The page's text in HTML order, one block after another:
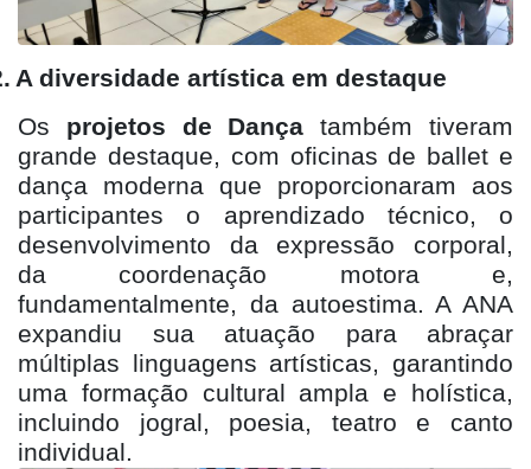
A diversidade artística em destaque
Os projetos de Dança também tiveram
grande destaque, com oficinas de ballet e
dança moderna que proporcionaram aos
participantes o aprendizado técnico, o
desenvolvimento da expressão corporal,
da coordenação motora e,
fundamentalmente, da autoestima. A ANA
expandiu sua atuação para abraçar
múltiplas linguagens artísticas, garantindo
uma formação cultural ampla e holística,
incluindo jogral, poesia, teatro e canto
individual.